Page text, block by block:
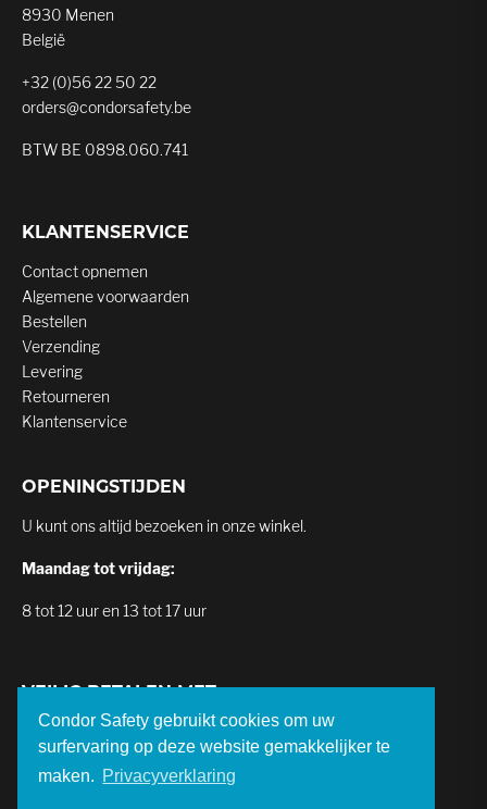
Condor Safety gebruikt cookies om uw
surfervaring op deze website gemakkelijker te
maken. Privacyverklaring
8930 Menen
België
+32 (0)56 22 50 22
orders@condorsafety.be
BTW BE 0898.060.741
KLANTENSERVICE
Contact opnemen
Algemene voorwaarden
Bestellen
Verzending
Levering
Retourneren
Klantenservice
OPENINGSTIJDEN
U kunt ons altijd bezoeken in onze winkel.
Maandag tot vrijdag:
8 tot 12 uur en 13 tot 17 uur
VEILIG BETALEN MET